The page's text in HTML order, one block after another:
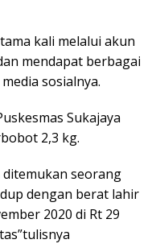
kali melalui akun
mendapat berbagai
sosialnya.
Sukajaya
2,3 kg.
ditemukan seorang
dengan berat lahir
2020 di Rt 29